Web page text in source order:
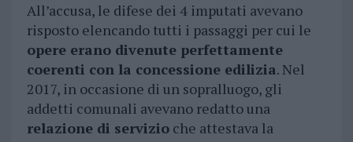
All’accusa, le difese dei 4 imputati avevano
risposto elencando tutti i passaggi per cui le
opere erano divenute perfettamente
coerenti con la concessione edilizia. Nel
2017, in occasione di un sopralluogo, gli
addetti comunali avevano redatto una
relazione di servizioche attestava la